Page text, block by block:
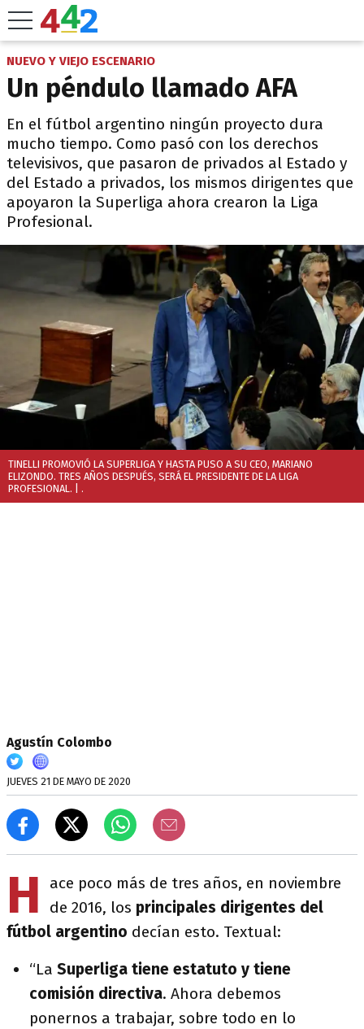
NUEVO Y VIEJO ESCENARIO
Un péndulo llamado AFA
En el fútbol argentino ningún proyecto dura
mucho tiempo. Como pasó con los derechos
televisivos, que pasaron de privados al Estado y
del Estado a privados, los mismos dirigentes que
apoyaron la Superliga ahora crearon la Liga
Profesional.
TINELLI PROMOVIÓ LA SUPERLIGA Y HASTA PUSO A SU CEO, MARIANO
ELIZONDO. TRES AÑOS DESPUÉS, SERÁ EL PRESIDENTE DE LA LIGA
PROFESIONAL. | .
Agustín Colombo
JUEVES 21 DE MAYO DE 2020
H
ace poco más de tres años, en noviembre
de 2016, los principales dirigentes del
fútbol argentino decían esto. Textual:
“La Superliga tiene estatuto y tiene
comisión directiva. Ahora debemos
ponernos a trabajar, sobre todo en lo